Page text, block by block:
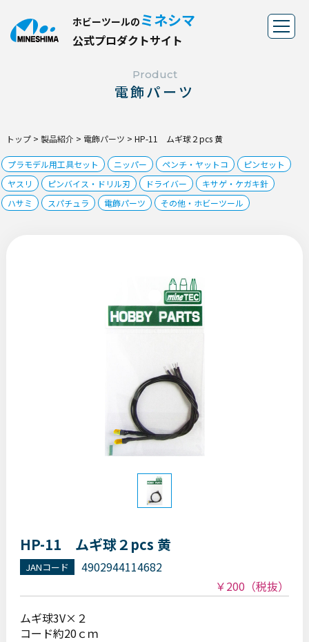
ホビーツールの ミネシマ
公式プロダク トサイ ト
Product
電飾パーツ
トップ> 製品紹介 > 電飾パーツ > HP-11 ムギ球２pcs 黄
プラモデル用工具セット ニッパー ペンチ・ヤットコ
ピンセット
ヤスリ
ピンバイス・ドリル刃 ドライバー
キサゲ・ケガキ針
ハサミ
スパチュラ 電飾パーツ その他・ホビーツール
HP-11 ムギ球２pcs 黄
JANコード
4902944114682
￥200 （税抜）
ムギ球3V×２
コード約20ｃｍ